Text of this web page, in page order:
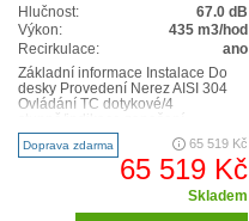
Hlučnost:
67.0 dB
Výkon:
435 m3/hod
Recirkulace:
ano
Základní informace Instalace Do
desky Provedení Nerez AISI 304
Ovládání TC dotykové/4
filtru/ochrana při zajíždění/časov..
Doprava zdarma 65 519 Kč
65 519 Kč
Skladem